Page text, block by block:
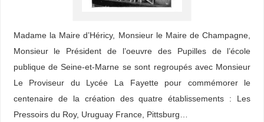
Madame la Maire d’Héricy, Monsieur le Maire de Champagne,
Monsieur le Président de l’oeuvre des Pupilles de l’école
publique de Seine-et-Marne se sont regroupés avec Monsieur
Le Proviseur du Lycée La Fayette pour commémorer le
centenaire de la création des quatre établissements : Les
Pressoirs du Roy, Uruguay France, Pittsburg…